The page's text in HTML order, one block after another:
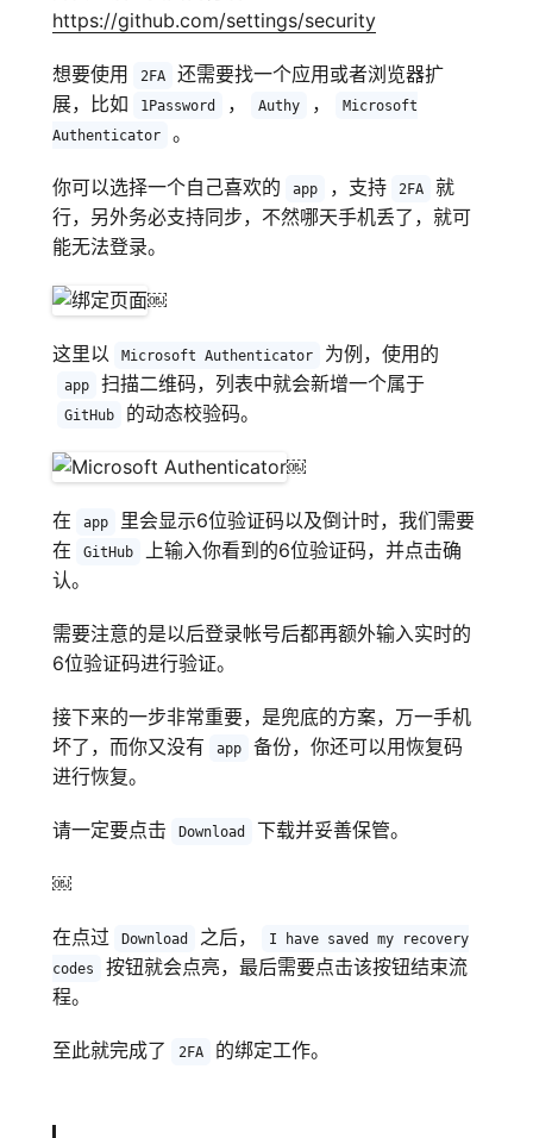
https://github.com/settings/security
想要使用 2FA
还需要找一个应用或者浏览器扩
展，比如
1Password ， Authy ，
Microsoft
Authenticator
。
你可以选择一个自己喜欢的 app ，支持 2FA
就
行，另外务必支持同步，不然哪天手机丢了，就可
能无法登录。
￼
这里以 Microsoft Authenticator 为例，使用的
app 扫描二维码，列表中就会新增一个属于
GitHub 的动态校验码。
￼
在 app
里会显示6位验证码以及倒计时，我们需要
在
GitHub
上输入你看到的6位验证码，并点击确
认。
需要注意的是以后登录帐号后都再额外输入实时的
6位验证码进行验证。
接下来的一步非常重要，是兜底的方案，万一手机
坏了，而你又没有
app
备份，你还可以用恢复码
进行恢复。
请一定要点击 Download 下载并妥善保管。
￼
在点过 Download 之后，
I have saved my recovery
codes
按钮就会点亮，最后需要点击该按钮结束流
程。
至此就完成了 2FA 的绑定工作。